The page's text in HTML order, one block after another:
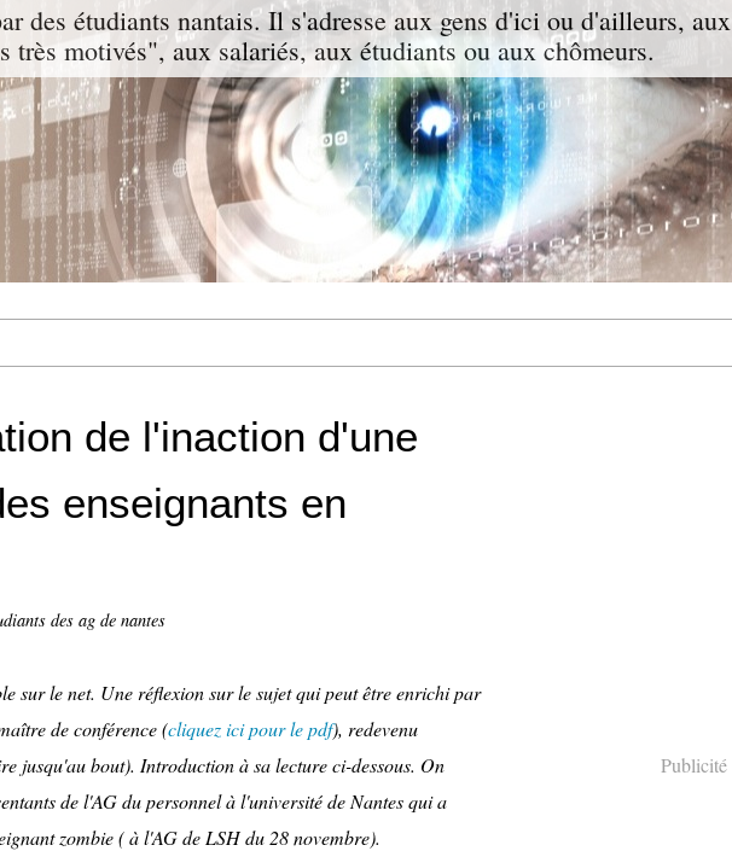
des étudiants nantais. Il s'adresse aux gens d'ici ou d'ailleurs, aux
très motivés", aux salariés, aux étudiants ou aux chômeurs.
de l'inaction d'une
enseignants en
des ag de nantes
sur le net. Une réflexion sur le sujet qui peut être enrichi par
de conférence (cliquez ici pour le pdf), redevenu
jusqu'au bout). Introduction à sa lecture ci-dessous. On
de l'AG du personnel à l'université de Nantes qui a
zombie ( à l'AG de LSH du 28 novembre).
Publicité